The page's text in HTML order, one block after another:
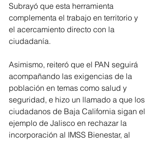
Subrayó que esta herramienta
complementa el trabajo en territorio y
el acercamiento directo con la
ciudadanía.
Asimismo, reiteró que el PAN seguirá
acompañando las exigencias de la
población en temas como salud y
seguridad, e hizo un llamado a que los
ciudadanos de Baja California sigan el
ejemplo de Jalisco en rechazar la
incorporación al IMSS Bienestar, al